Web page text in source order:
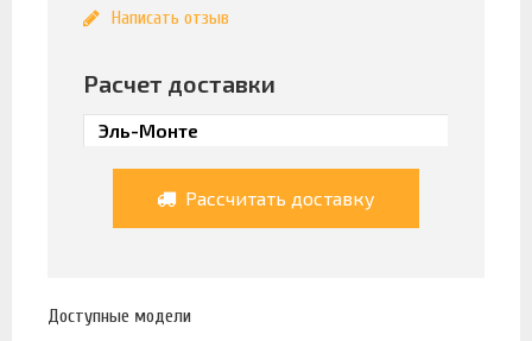
Написать отзыв
Расчет доставки
Рассчитать доставку
Доступные модели